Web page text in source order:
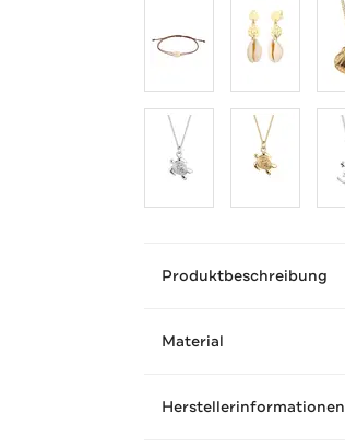
Produktbeschreibung
Material
Herstellerinformationen